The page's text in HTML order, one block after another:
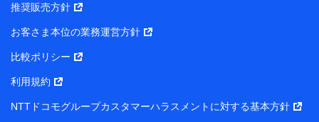
推奨販売方針
お客さま本位の業務運営方針
比較ポリシー
利用規約
NTTドコモグループカスタマーハラスメントに対する基本方針